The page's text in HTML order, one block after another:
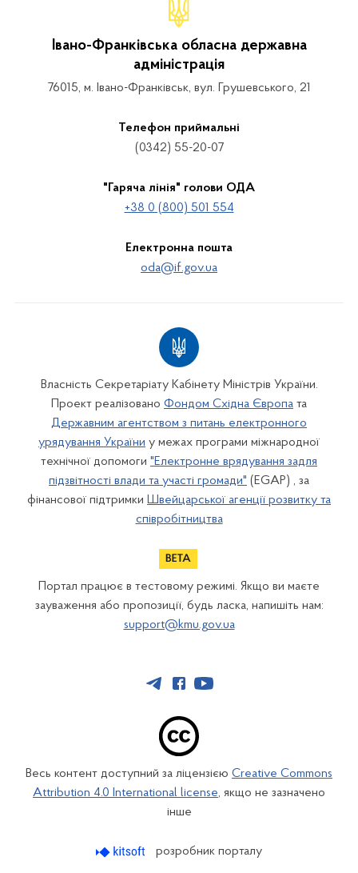
Івано-Франківська обласна державна
адміністрація
76015, м. Івано-Франківськ, вул. Грушевського, 21
Телефон приймальні
(0342) 55-20-07
"Гаряча лінія" голови ОДА
+38 0 (800) 501 554
Електронна пошта
oda@if.gov.ua
Власність Секретаріату Кабінету Міністрів України.
Проект реалізовано Фондом Східна Європа та
Державним агентством з питань електронного
урядування України у межах програми міжнародної
технічної допомоги "Електронне врядування задля
підзвітності влади та участі громади" (EGAP) , за
фінансової підтримки Швейцарської агенції розвитку та
співробітництва
Портал працює в тестовому режимі. Якщо ви маєте
зауваження або пропозиції, будь ласка, напишіть нам:
support@kmu.gov.ua
Весь контент доступний за ліцензією Creative Commons
Attribution 4.0 International license, якщо не зазначено
інше
розробник порталу